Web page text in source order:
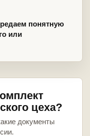
понятную
или
цеха?
документы